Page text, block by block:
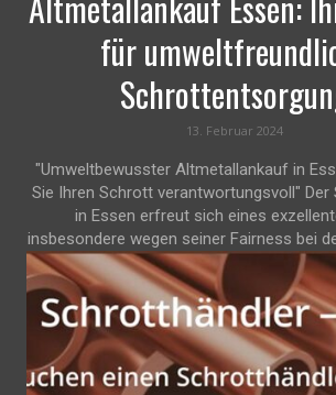
für
13. Februar 2024
"Umweltbewusster Altmetallankauf in
Sie Ihren Schrott verantwortungsvoll"
in Essen erfreut sich eines
insbesondere wegen seiner Fairness bei